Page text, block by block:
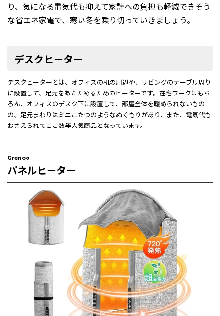
り、気になる電気代も抑えて家計への負担も軽減できそう
な省エネ家電で、寒い冬を乗り切っていきましょう。
デスクヒーター
デスクヒーターとは、オフィスの机の周辺や、リビングのテーブル周り
に設置して、足元をあたためるためのヒーターです。在宅ワークはもち
ろん、オフィスのデスク下に設置して、部屋全体を暖められないもの
の、足元まわりはミニこたつのようなぬくもりがあり、また、電気代も
おさえられてここ数年人気商品となっています。
Grenoo
パネルヒーター